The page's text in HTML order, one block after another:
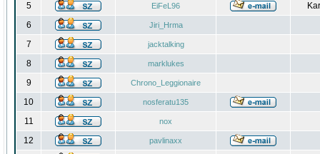
5 EiFeL96
6
Jiri_Hrma
7 jacktalking
8 marklukes
9 Chrono_Leggionaire
10 nosferatu135
11 nox
12 pavlinaxx